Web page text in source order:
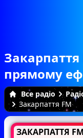
Закарпаття
прямому
Все радіо
Закарпаття FM
ЗАКАРПАТТЯ FM